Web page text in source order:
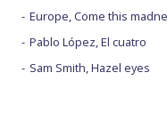
Europe, Come this
Pablo López, El cuatro
Sam Smith, Hazel eyes